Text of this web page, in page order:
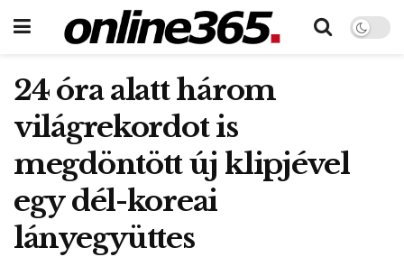
24 óra alatt három
világrekordot is
megdöntött új klipjével
egy dél-koreai
lányegyüttes